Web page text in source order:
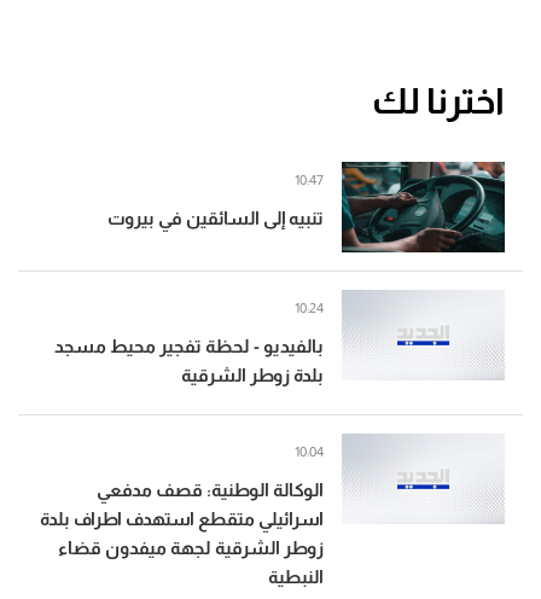
اخترنا لك
تنبيه إلى السائقين في بيروت
10:47
بالفيديو - لحظة تفجير محيط مسجد
بلدة زوطر الشرقية
10:24
الوكالة الوطنية: قصف مدفعي
اسرائيلي متقطع استهدف اطراف بلدة
زوطر الشرقية لجهة ميفدون قضاء
النبطية
10:04